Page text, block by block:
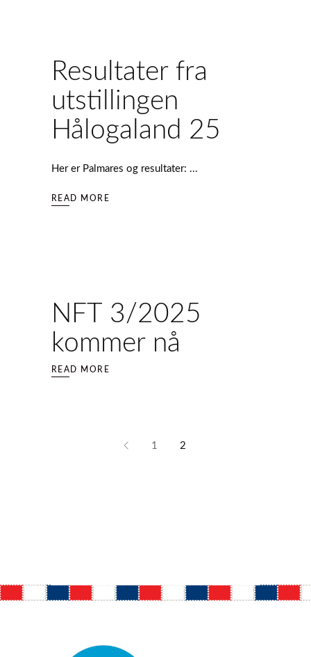
Resultater fra
utstillingen
Hålogaland 25
Her er Palmares og resultater:
READ MORE
NFT 3/2025
kommer nå
READ MORE
1 2